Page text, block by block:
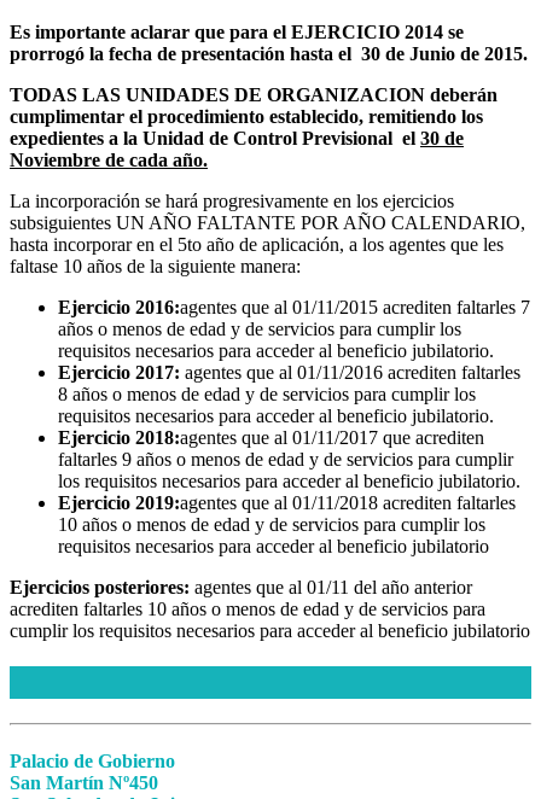
Es importante aclarar que para el EJERCICIO 2014 se
prorrogó la fecha de presentación hasta el 30 de Junio de 2015.
TODAS LAS UNIDADES DE ORGANIZACION deberán
cumplimentar el procedimiento establecido, remitiendo los
expedientes a la Unidad de Control Previsional el 30 de
Noviembre de cada año.
La incorporación se hará progresivamente en los ejercicios
subsiguientes UN AÑO FALTANTE POR AÑO CALENDARIO,
hasta incorporar en el 5to año de aplicación, a los agentes que les
faltase 10 años de la siguiente manera:
Ejercicio 2016:agentes que al 01/11/2015 acrediten faltarles 7
años o menos de edad y de servicios para cumplir los
requisitos necesarios para acceder al beneficio jubilatorio.
Ejercicio 2017: agentes que al 01/11/2016 acrediten faltarles
8 años o menos de edad y de servicios para cumplir los
requisitos necesarios para acceder al beneficio jubilatorio.
Ejercicio 2018:agentes que al 01/11/2017 que acrediten
faltarles 9 años o menos de edad y de servicios para cumplir
los requisitos necesarios para acceder al beneficio jubilatorio.
Ejercicio 2019:agentes que al 01/11/2018 acrediten faltarles
10 años o menos de edad y de servicios para cumplir los
requisitos necesarios para acceder al beneficio jubilatorio
Ejercicios posteriores: agentes que al 01/11 del año anterior
acrediten faltarles 10 años o menos de edad y de servicios para
cumplir los requisitos necesarios para acceder al beneficio jubilatorio
Palacio de Gobierno
San Martín Nº450